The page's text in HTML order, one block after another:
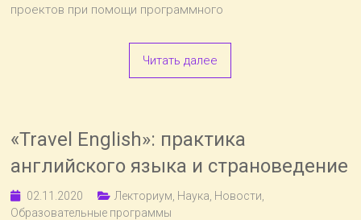
проектов при помощи программного
Читать далее
«Travel English»: практика
английского языка и страноведение
02.11.2020 Лекториум Наука Новости
Образовательные программы